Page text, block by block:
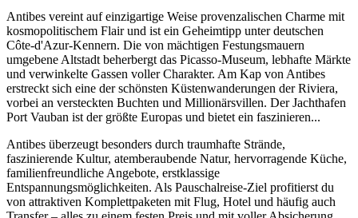
Antibes vereint auf einzigartige Weise provenzalischen Charme mit
kosmopolitischem Flair und ist ein Geheimtipp unter deutschen
Côte-d'Azur-Kennern. Die von mächtigen Festungsmauern
umgebene Altstadt beherbergt das Picasso-Museum, lebhafte Märkte
und verwinkelte Gassen voller Charakter. Am Kap von Antibes
erstreckt sich eine der schönsten Küstenwanderungen der Riviera,
vorbei an versteckten Buchten und Millionärsvillen. Der Jachthafen
Port Vauban ist der größte Europas und bietet ein faszinieren...
Antibes überzeugt besonders durch traumhafte Strände,
faszinierende Kultur, atemberaubende Natur, hervorragende Küche,
familienfreundliche Angebote, erstklassige
Entspannungsmöglichkeiten. Als Pauschalreise-Ziel profitierst du
von attraktiven Komplettpaketen mit Flug, Hotel und häufig auch